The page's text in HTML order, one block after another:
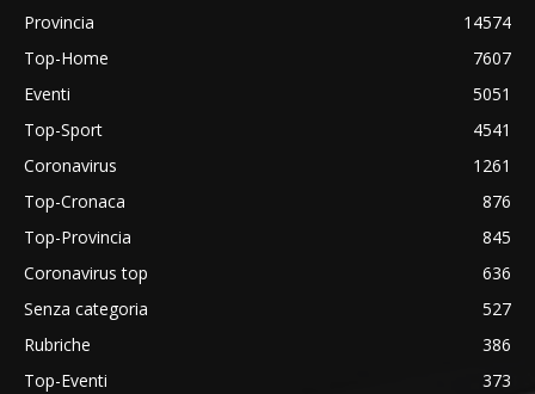
Provincia
14574
Top-Home
7607
Eventi
5051
Top-Sport
4541
Coronavirus
1261
Top-Cronaca
876
Top-Provincia
845
Coronavirus top
636
Senza categoria
527
Rubriche
386
Top-Eventi
373